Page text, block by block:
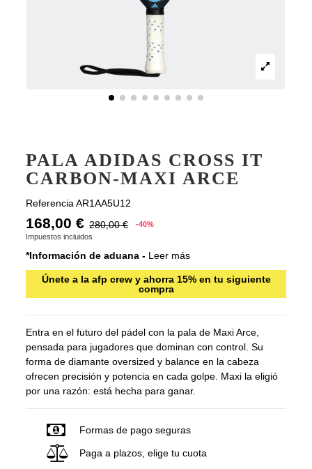
PALA ADIDAS CROSS IT
CARBON-MAXI ARCE
Referencia AR1AA5U12
168,00 € 280,00 €
-40%
Impuestos incluidos
*Información de aduana - Leer más
Únete a la afp crew y ahorra 15% en tu siguiente
compra
Entra en el futuro del pádel con la pala de Maxi Arce,
pensada para jugadores que dominan con control. Su
forma de diamante oversized y balance en la cabeza
ofrecen precisión y potencia en cada golpe. Maxi la eligió
por una razón: está hecha para ganar.
Formas de pago seguras
Paga a plazos, elige tu cuota